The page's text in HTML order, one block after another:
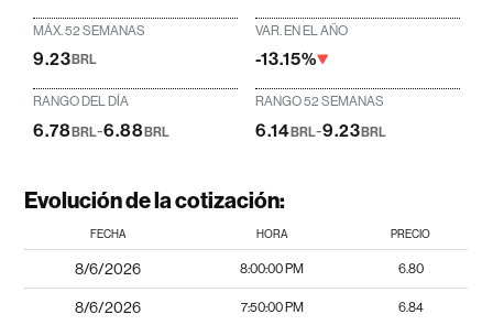
MÁX. 52 SEMANAS
9.23BRL
VAR. EN EL AÑO
-13.15%
RANGO DEL DÍA
6.78BRL-6.88BRL
RANGO 52 SEMANAS
6.14 BRL-9.23 BRL
Evolución de la cotización:
FECHA HORA PRECIO
8/6/2026 8:00:00 PM 6.80
8/6/2026 7:50:00 PM 6.84